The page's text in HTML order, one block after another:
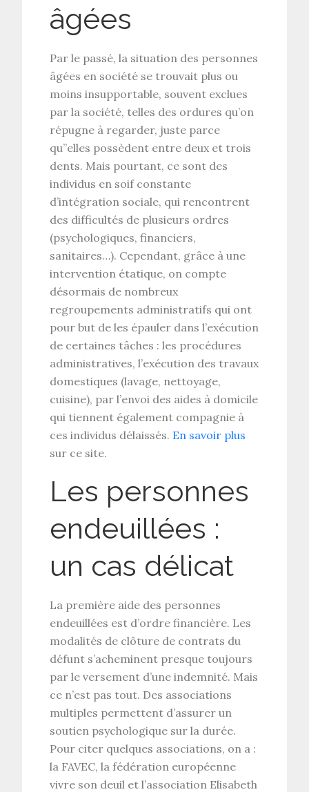
âgées
Par le passé, la situation des personnes
âgées en société se trouvait plus ou
moins insupportable, souvent exclues
par la société, telles des ordures qu’on
répugne à regarder, juste parce
qu’’elles possèdent entre deux et trois
dents. Mais pourtant, ce sont des
individus en soif constante
d’intégration sociale, qui rencontrent
des difficultés de plusieurs ordres
(psychologiques, financiers,
sanitaires…). Cependant, grâce à une
intervention étatique, on compte
désormais de nombreux
regroupements administratifs qui ont
pour but de les épauler dans l’exécution
de certaines tâches : les procédures
administratives, l’exécution des travaux
domestiques (lavage, nettoyage,
cuisine), par l’envoi des aides à domicile
qui tiennent également compagnie à
ces individus délaissés. En savoir plus
sur ce site.
Les personnes
endeuillées :
un cas délicat
La première aide des personnes
endeuillées est d’ordre financière. Les
modalités de clôture de contrats du
défunt s’acheminent presque toujours
par le versement d’une indemnité. Mais
ce n’est pas tout. Des associations
multiples permettent d’assurer un
soutien psychologique sur la durée.
Pour citer quelques associations, on a :
la FAVEC, la fédération européenne
vivre son deuil et l’association Elisabeth